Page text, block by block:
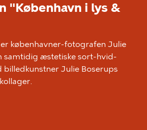
"København i lys &
københavner-fotografen Julie
samtidig æstetiske sort-hvid-
billedkunstner Julie Boserups